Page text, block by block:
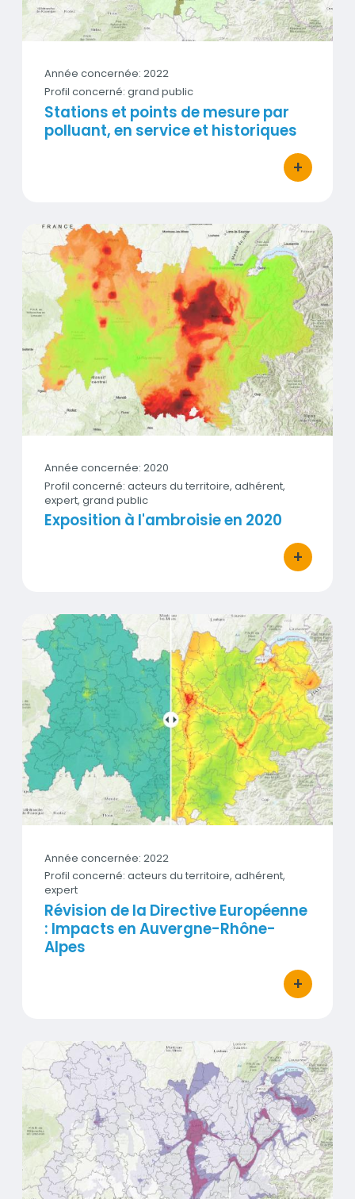
Année concernée: 2022
Profil concerné: grand public
Stations et points de mesure par
polluant, en service et historiques
+
bouton
Exposition à l'ambroisie en 2020
Vignette
Année concernée: 2020
Profil concerné: acteurs du territoire, adhérent,
expert, grand public
Exposition à l'ambroisie en 2020
+
bouton
Révision de la Directive Européenne : Impacts en
Vignette
Année concernée: 2022
Profil concerné: acteurs du territoire, adhérent,
expert
Révision de la Directive Européenne
: Impacts en Auvergne-Rhône-
Alpes
+
bouton
Les recommandations de l'OMS pour la qualité de l'air
Vignette